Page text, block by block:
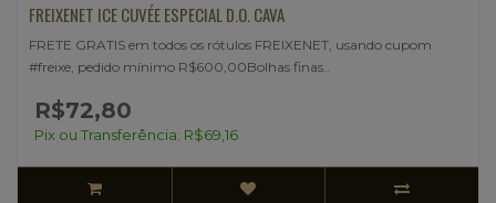
FREIXENET ICE CUVÉE ESPECIAL D.O. CAVA
FRETE GRATIS em todos os rótulos FREIXENET, usando cupom
#freixe, pedido mínimo R$600,00Bolhas finas..
R$72,80
Pix ou Transferência: R$69,16